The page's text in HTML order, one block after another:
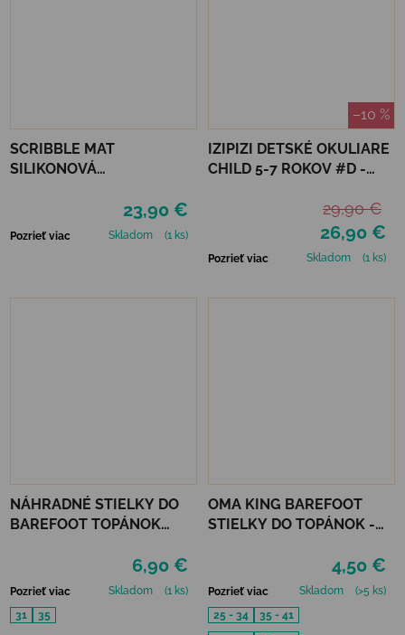
SCRIBBLE MAT
SILIKONOVÁ
23,90 €
Pozrieť viac Skladom (1 ks)
–10 %
IZIPIZI DETSKÉ OKULIARE
CHILD 5-7 ROKOV #D -
26,90 €
29,90 €
Pozrieť viac Skladom (1 ks)
NÁHRADNÉ STIELKY DO
BAREFOOT TOPÁNOK
6,90 €
Pozrieť viac Skladom
(1 ks)
31
35
OMA KING BAREFOOT
STIELKY DO TOPÁNOK -
4,50 €
Pozrieť viac Skladom
(>5 ks)
25 - 34
35 - 41